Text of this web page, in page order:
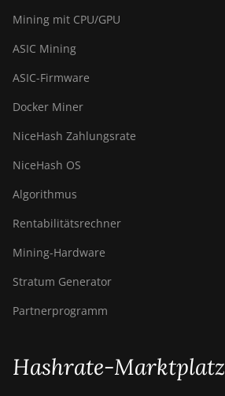
Mining mit CPU/GPU
ASIC Mining
ASIC-Firmware
Docker Miner
NiceHash Zahlungsrate
NiceHash OS
Algorithmus
Rentabilitätsrechner
Mining-Hardware
Stratum Generator
Partnerprogramm
Hashrate-Marktplatz